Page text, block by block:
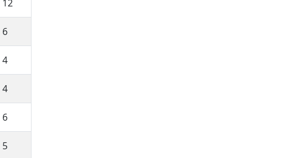
12
6
4
4
6
5